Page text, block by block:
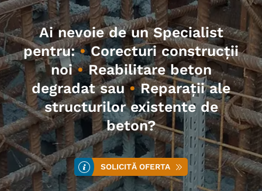
Ai nevoie de un Specialist
pentru:•Corecturi construcții
noi•Reabilitare beton
degradat sau•Reparații ale
structurilor existente de
beton?
SOLICITĂ OFERTA